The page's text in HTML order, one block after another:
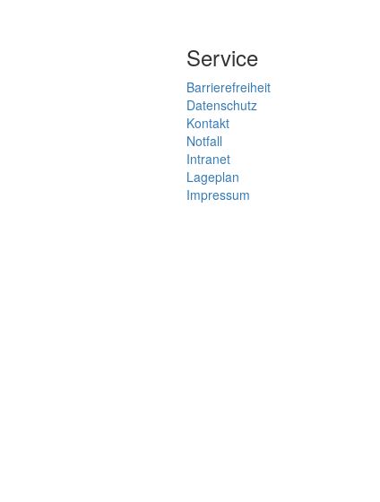
Service
Barrierefreiheit
Datenschutz
Kontakt
Notfall
Intranet
Lageplan
Impressum